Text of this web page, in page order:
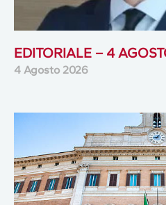
EDITORIALE – 4
4 Agosto 2026